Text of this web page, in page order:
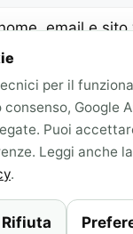
email e
prossima volta
· Contenuti
·Newsletter·
per il
consenso, Google
Puoi
Leggi anche la
.
Rifiuta